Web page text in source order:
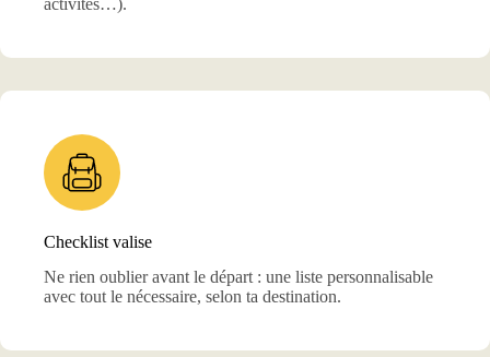
Checklist valise
Ne rien oublier avant le départ : une liste personnalisable
avec tout le nécessaire, selon ta destination.